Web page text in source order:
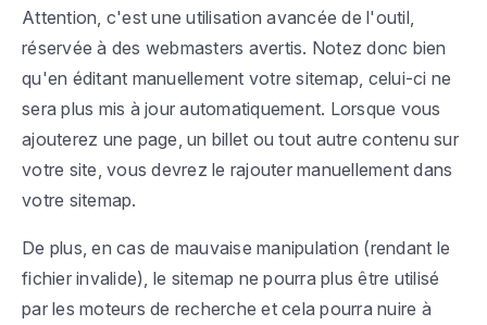
Attention, c'est une utilisation avancée de l'outil,
réservée à des webmasters avertis. Notez donc bien
qu'en éditant manuellement votre sitemap, celui-ci ne
sera plus mis à jour automatiquement. Lorsque vous
ajouterez une page, un billet ou tout autre contenu sur
votre site, vous devrez le rajouter manuellement dans
votre sitemap.
De plus, en cas de mauvaise manipulation (rendant le
fichier invalide), le sitemap ne pourra plus être utilisé
par les moteurs de recherche et cela pourra nuire à